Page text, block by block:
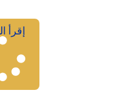
إقرأ